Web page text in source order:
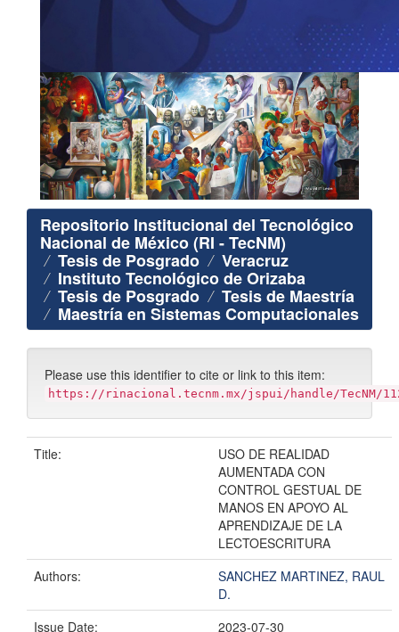
Repositorio Institucional del Tecnológico
Nacional de México (RI - TecNM)
Tesis de Posgrado Veracruz
Instituto Tecnológico de Orizaba
Tesis de Posgrado Tesis de Maestría
Maestría en Sistemas Computacionales
Please use this identifier to cite or link to this item:
https://rinacional.tecnm.mx/jspui/handle/TecNM/
Title:
USO DE REALIDAD
AUMENTADA CON
CONTROL GESTUAL DE
MANOS EN APOYO AL
APRENDIZAJE DE LA
LECTOESCRITURA
Authors:
SANCHEZ MARTINEZ, RAUL
D.
Issue Date:
2023-07-30